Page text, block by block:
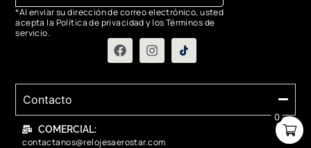
0
*Al enviar su dirección de correo electrónico, usted
acepta la Política de privacidad y los Términos de
servicio.
Contacto
COMERCIAL:
contactanos@relojesaerostar.com